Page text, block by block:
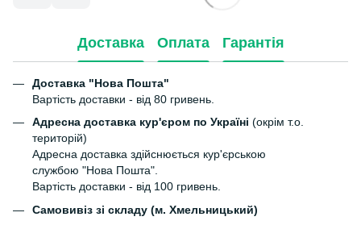
Доставка Оплата Гарантія
Доставка "Нова Пошта"
Вартість доставки - від 80 гривень.
Адресна доставка кур'єром по Україні (окрім т.о.
територій)
Адресна доставка здійснюється кур'єрською
службою "Нова Пошта".
Вартість доставки - від 100 гривень.
Самовивіз зі складу (м. Хмельницький)